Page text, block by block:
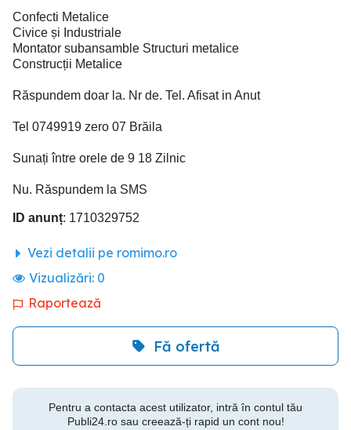
Confecti Metalice
Civice și Industriale
Montator subansamble Structuri metalice
Construcții Metalice
Răspundem doar la. Nr de. Tel. Afisat in Anut
Tel 0749919 zero 07 Brăila
Sunați între orele de 9 18 Zilnic
Nu. Răspundem la SMS
ID anunț: 1710329752
Vezi detalii pe romimo.ro
Vizualizări: 0
Raportează
Fă ofertă
Pentru a contacta acest utilizator, intră în contul tău
Publi24.ro sau creează-ți rapid un cont nou!